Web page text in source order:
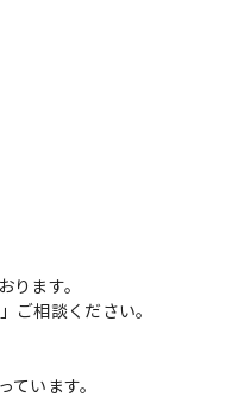
ります。
ご相談ください。
ています。